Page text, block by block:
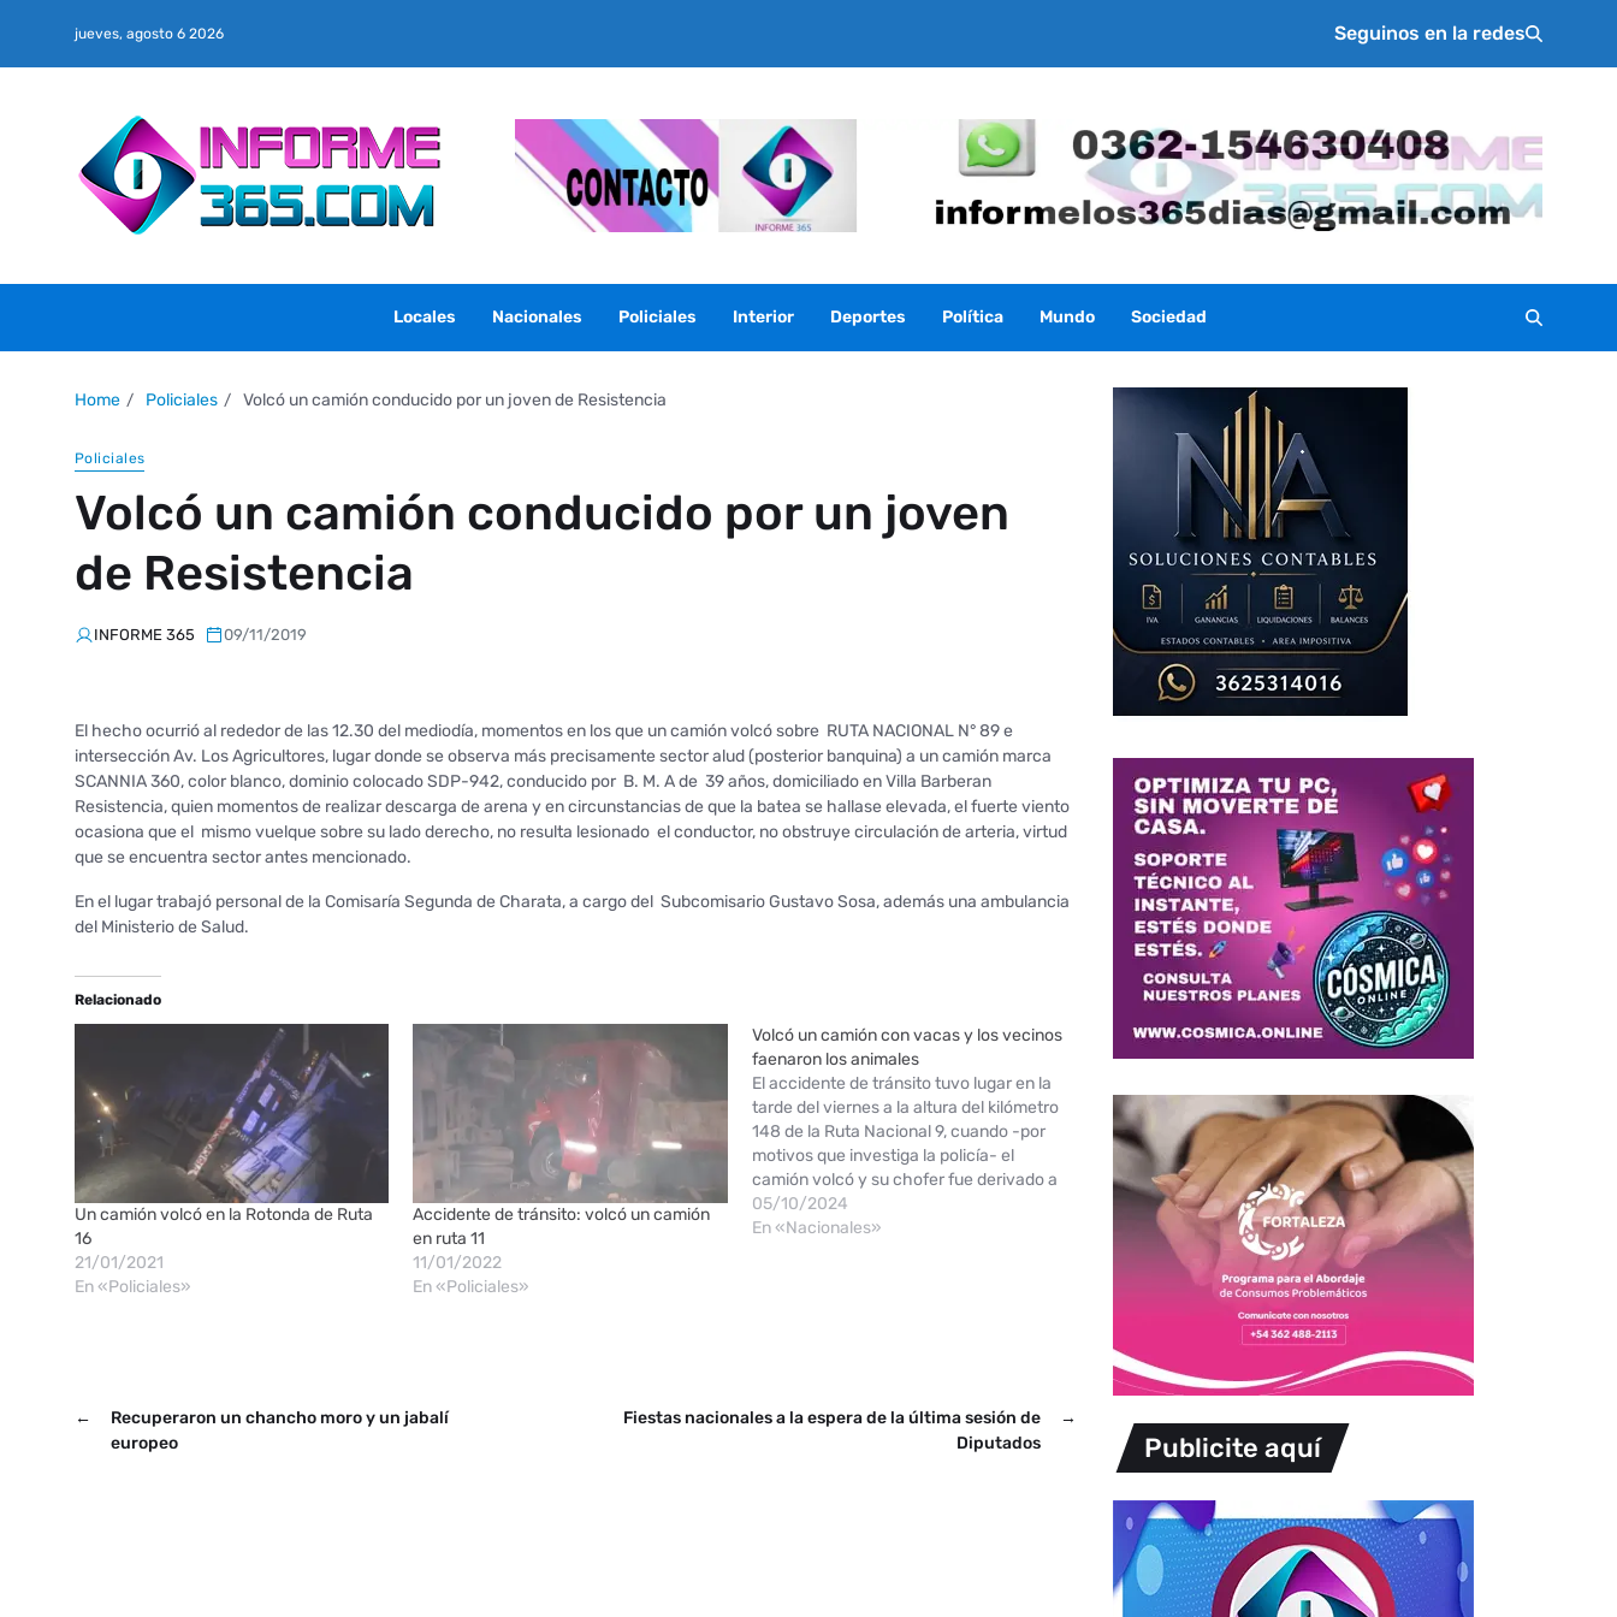
jueves, agosto 6 2026 Seguinos en la redes
Locales Nacionales Policiales Interior Deportes Política Mundo Sociedad
Home Policiales Volcó un camión conducido por un joven de Resistencia
Policiales
Volcó un camión conducido por un joven
de Resistencia
INFORME 365 09/11/2019
El hecho ocurrió al rededor de las 12.30 del mediodía, momentos en los que un camión volcó sobre RUTA NACIONAL N° 89 e
intersección Av. Los Agricultores, lugar donde se observa más precisamente sector alud (posterior banquina) a un camión marca
SCANNIA 360, color blanco, dominio colocado SDP-942, conducido por B. M. A de 39 años, domiciliado en Villa Barberan
Resistencia, quien momentos de realizar descarga de arena y en circunstancias de que la batea se hallase elevada, el fuerte viento
ocasiona que el mismo vuelque sobre su lado derecho, no resulta lesionado el conductor, no obstruye circulación de arteria, virtud
que se encuentra sector antes mencionado.
En el lugar trabajó personal de la Comisaría Segunda de Charata, a cargo del Subcomisario Gustavo Sosa, además una ambulancia
del Ministerio de Salud.
Relacionado
Un camión volcó en la Rotonda de Ruta
16
21/01/2021
En «Policiales»
Accidente de tránsito: volcó un camión
en ruta 11
11/01/2022
En «Policiales»
Volcó un camión con vacas y los vecinos
faenaron los animales
El accidente de tránsito tuvo lugar en la
tarde del viernes a la altura del kilómetro
148 de la Ruta Nacional 9, cuando -por
motivos que investiga la policía- el
camión volcó y su chofer fue derivado a
un hospital zonal. La siniestra escena
posterior se hizo tendencia. Un
05/10/2024
En «Nacionales»
←
Recuperaron un chancho moro y un jabalí
europeo
→
Fiestas nacionales a la espera de la última sesión de
Diputados
Publicite aquí